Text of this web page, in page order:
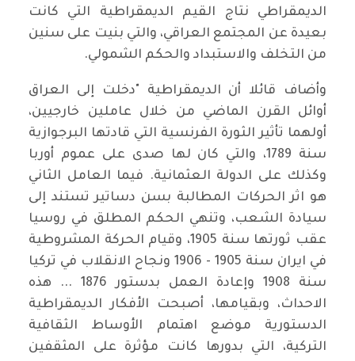
الديمقراطي نتاج القيم الديمقراطية التي كانت
بعيدة عن المجتمع العراقي، والتي بنيت على سنين
من التخلف والاستبداد والحكم الشمولي.
وأضاف قائلا أن الديمقراطية "دخلت إلى العراق
أوائل القرن الماضي من خلال عاملين خارجيين،
أولهما تأثير الثورة الفرنسية التي قادتها البرجوازية
سنة 1789، والتي كان لها صدى على عموم أوربا
وكذلك على الدولة العثمانية. فيما العامل الثاني
هو اثر الحركات المطالبة بسن دساتير تستند إلى
سيادة الشعب، وتنهي الحكم المطلق في روسيا
عقب ثورتها سنة 1905، وقيام الحركة المشروطية
في ايران سنة 1905 - 1906 ونجاح الانقلاب في تركيا
سنة 1908 وإعادة العمل بدستور 1876 ... هذه
الاحداث، وبقيامها، أصبحت الأفكار الديمقراطية
الدستورية موضع اهتمام الأوساط الثقافية
التركية، التي بدورها كانت مؤثرة على المثقفين